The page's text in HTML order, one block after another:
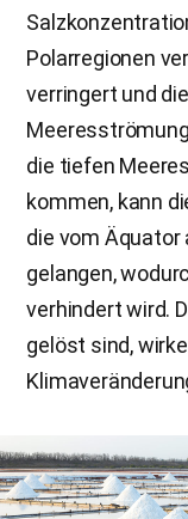
Polarregionen
verringert und
die tiefen
kommen, kann
die vom Äquator
gelangen,
verhindert wird.
gelöst sind,